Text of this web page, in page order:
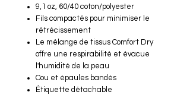
9,1 oz, 60/40 coton/polyester
Fils compactés pour minimiser le
rétrécissement
Le mélange de tissus Comfort Dry
offre une respirabilité et évacue
l'humidité de la peau
Cou et épaules bandés
Étiquette détachable